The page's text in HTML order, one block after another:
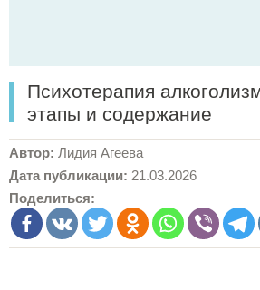
Психотерапия
этапы и содержание
Автор: Лидия Агеева
Дата публикации: 21.03.2026
Поделиться: